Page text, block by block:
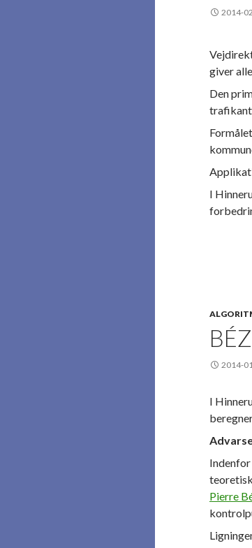
2014-
giver
Den
I
2014-
I
Pierre